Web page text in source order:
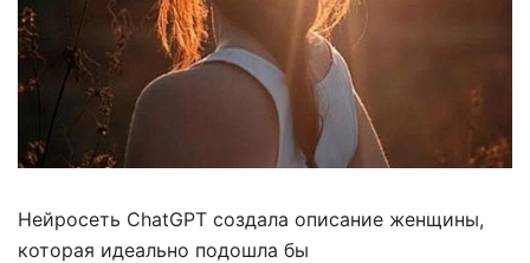
Нейросеть ChatGPT создала описание женщины,
которая идеально подошла бы